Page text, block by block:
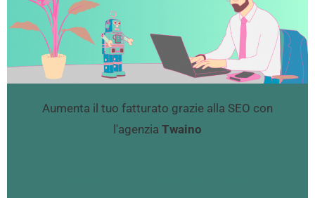
Aumenta il tuo fatturato grazie alla SEO con
l'agenzia Twaino